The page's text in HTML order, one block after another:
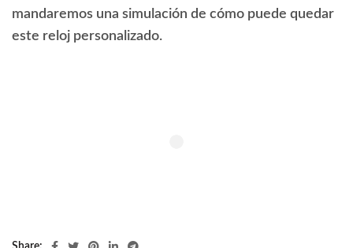
mandaremos una simulación de cómo puede quedar
este reloj personalizado.